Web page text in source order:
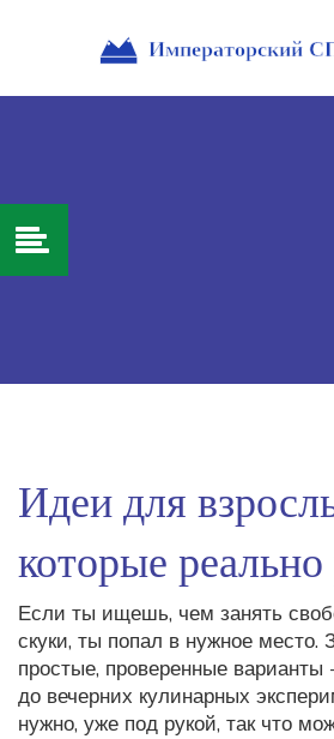
Идеи для
которые
Если ты ищешь, чем занять
скуки, ты попал в нужное место.
простые, проверенные варианты
до вечерних кулинарных
нужно, уже под рукой, так что